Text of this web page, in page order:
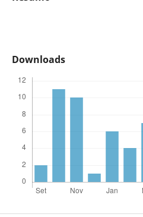
Downloads